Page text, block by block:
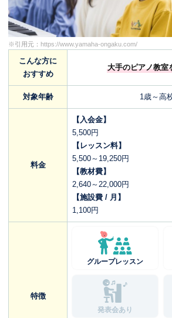
※引用元： https://www.yamaha-ongaku.com/
こんな方に
おすすめ
大手のピアノ教室
対象年齢 1歳～高
料金
【入会金】
5,500円
【レッスン料】
5,500～19,250円
【教材費】
2,640～22,000円
【施設費 / 月】
1,100円
特徴
グループレッスン
発表会あり